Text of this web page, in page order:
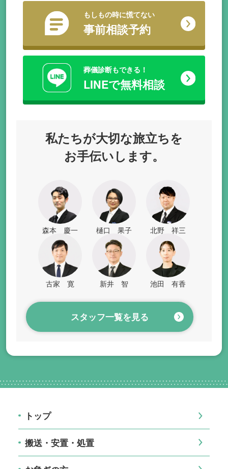
もしもの時に慌てない
事前相談予約
葬儀診断もできる！
LINEで無料相談
私たちが大切な旅立ちを
お手伝いします。
森本 慶一 樋口 果子 北野 祥三
古家 寛 新井 智 池田 有香
スタッフ一覧を見る
トップ
搬送・安置・処置